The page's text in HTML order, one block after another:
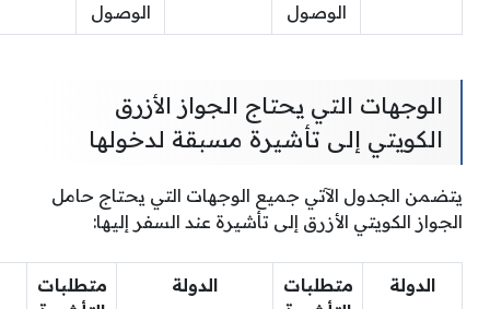
الوصول
الوصول
الوجهات التي يحتاج الجواز الأزرق
الكويتي إلى تأشيرة مسبقة لدخولها
يتضمن الجدول الآتي جميع الوجهات التي يحتاج حامل
الجواز الكويتي الأزرق إلى تأشيرة عند السفر إليها:
الدولة
متطلبات
الدولة
متطلبات